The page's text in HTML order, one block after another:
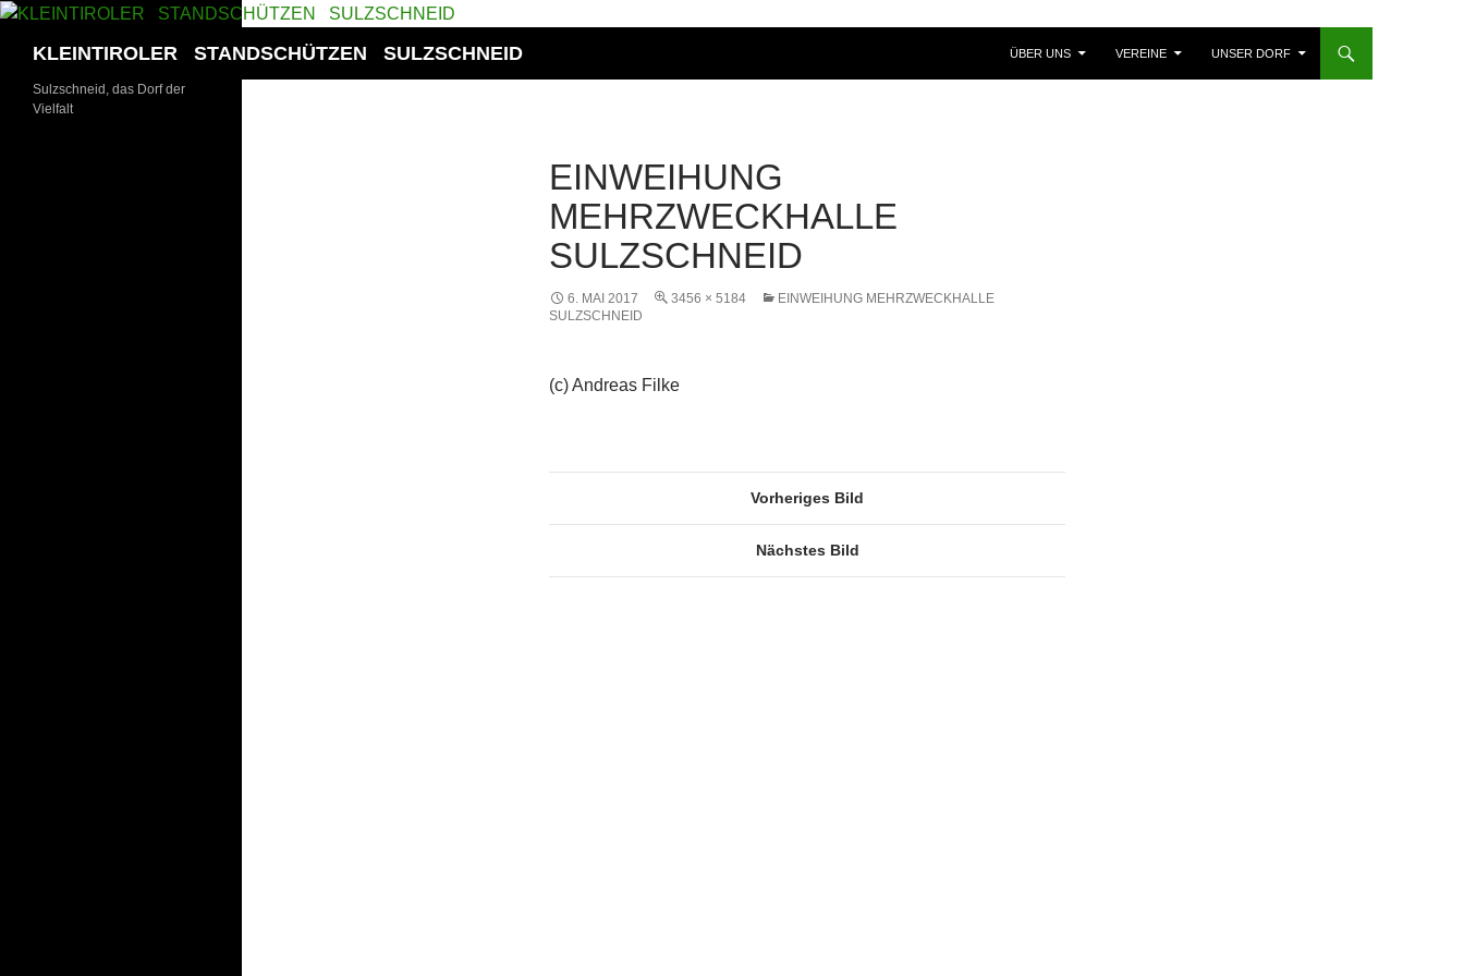
Zum
springenKLEINTIROLER STANDSCHÜTZEN SULZSCHNEID ÜBER UNS VEREINE UNSER DORF
EINWEIHUNG
MEHRZWECKHALLE
SULZSCHNEID
6. MAI 2017 3456 × 5184
EINWEIHUNG MEHRZWECKHALLE
SULZSCHNEID
(c) Andreas Filke
Vorheriges Bild
Nächstes Bild
Sulzschneid, das Dorf der
Vielfalt